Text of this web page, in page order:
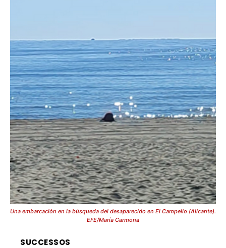
Una embarcación en la búsqueda del desaparecido en El Campello (Alicante).
EFE/María Carmona
SUCCESSOS